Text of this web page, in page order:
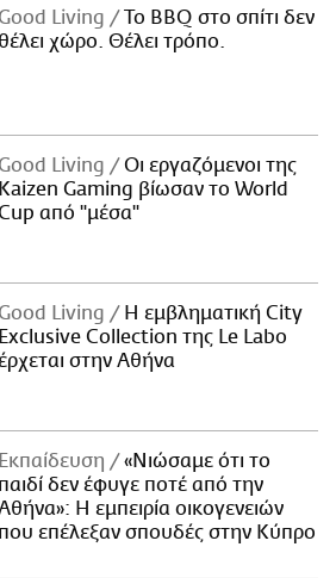
Good Living
Το BBQ στο σπίτι δεν
θέλει χώρο. Θέλει τρόπο.
Good Living
Οι εργαζόμενοι της
Kaizen Gaming βίωσαν το World
από "μέσα"
Good Living
Η εμβληματική City
Exclusive Collection της Le Labo
στην Αθήνα
Εκπαίδευση
«Νιώσαμε ότι το
παιδί δεν έφυγε ποτέ από την
Η εμπειρία οικογενειών
που επέλεξαν σπουδές στην Κύπρο